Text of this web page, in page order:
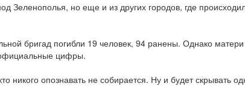
Зеленополья, но еще и из других городов, где
бригад погибли 19 человек, 94 ранены. Однако
официальные цифры.
никого опознавать не собирается. Ну и будет скрывать